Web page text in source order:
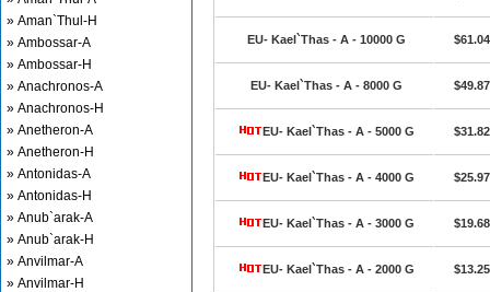
» Aman`Thul-H
» Ambossar-A
» Ambossar-H
» Anachronos-A
» Anachronos-H
» Anetheron-A
» Anetheron-H
» Antonidas-A
» Antonidas-H
» Anub`arak-A
» Anub`arak-H
» Anvilmar-A
» Anvilmar-H
EU- Kael`Thas - A - 10000 G $61.04
EU- Kael`Thas - A - 8000 G $49.87
EU- Kael`Thas - A - 5000 G $31.82
EU- Kael`Thas - A - 4000 G $25.97
EU- Kael`Thas - A - 3000 G $19.68
EU- Kael`Thas - A - 2000 G $13.25